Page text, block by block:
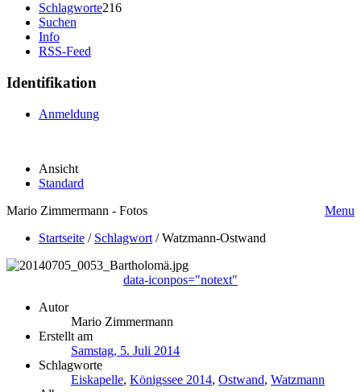
Schlagworte216
Suchen
Info
RSS-Feed
Identifikation
Anmeldung
Ansicht
Standard
Mario Zimmermann - Fotos
Menu
Startseite / Schlagwort /Watzmann-Ostwand
data-iconpos="notext"
Autor
Mario Zimmermann
Erstellt am
Samstag, 5. Juli 2014
Schlagworte
Eiskapelle, Königssee 2014, Ostwand, Watzmann